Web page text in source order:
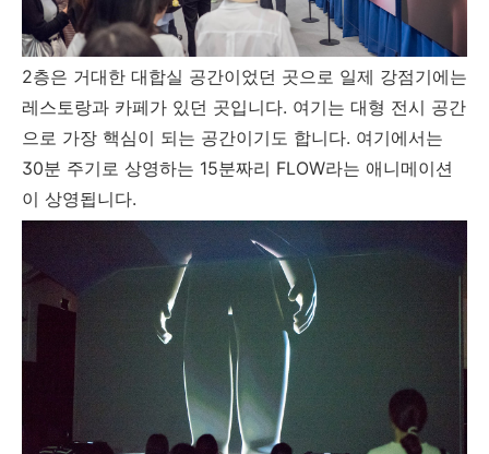
2층은 거대한 대합실 공간이었던 곳으로 일제 강점기에는
레스토랑과 카페가 있던 곳입니다. 여기는 대형 전시 공간
으로 가장 핵심이 되는 공간이기도 합니다. 여기에서는
30분 주기로 상영하는 15분짜리 FLOW라는 애니메이션
이 상영됩니다.